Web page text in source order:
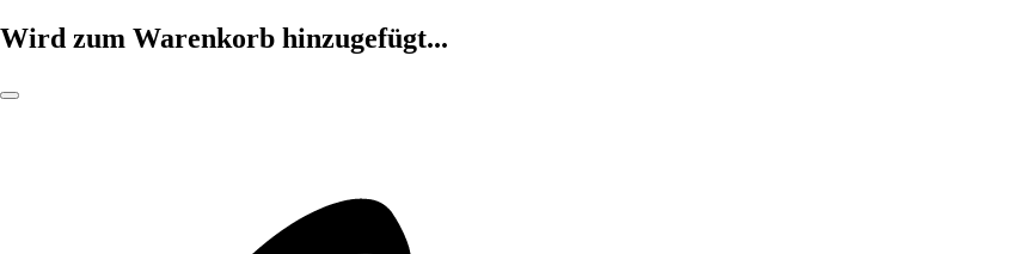
Wird zum Warenkorb hinzugefügt...